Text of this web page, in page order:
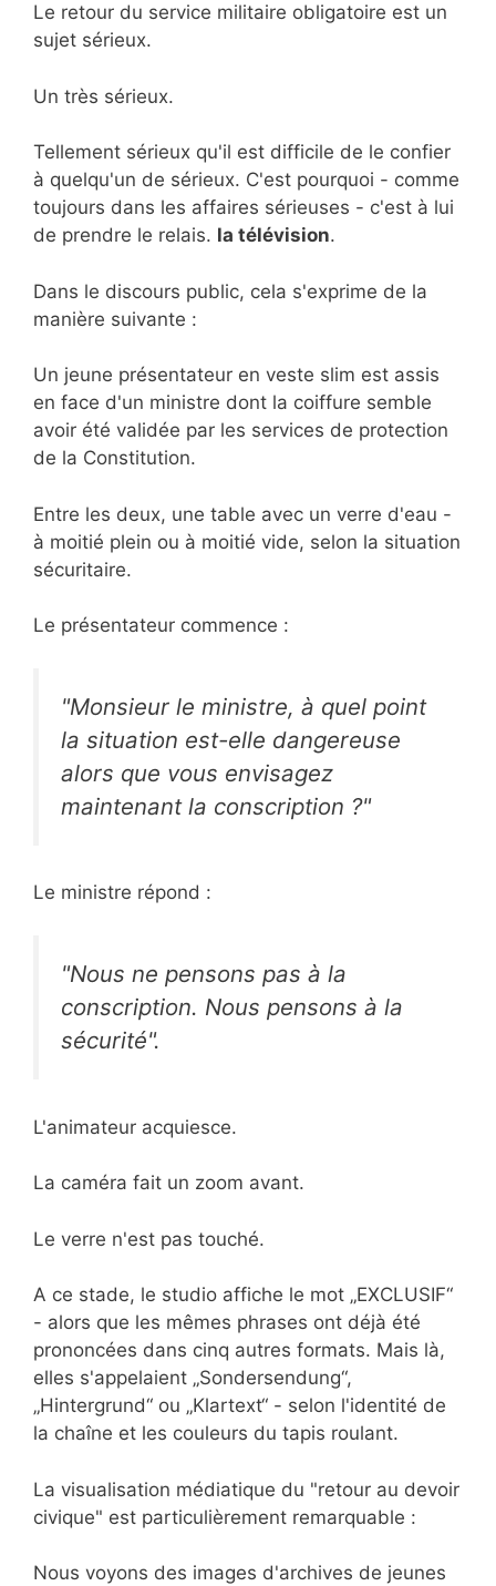
Le retour du service militaire obligatoire est un
sujet sérieux.
Un très sérieux.
Tellement sérieux qu'il est difficile de le confier
à quelqu'un de sérieux. C'est pourquoi - comme
toujours dans les affaires sérieuses - c'est à lui
de prendre le relais. la télévision.
Dans le discours public, cela s'exprime de la
manière suivante :
Un jeune présentateur en veste slim est assis
en face d'un ministre dont la coiffure semble
avoir été validée par les services de protection
de la Constitution.
Entre les deux, une table avec un verre d'eau -
à moitié plein ou à moitié vide, selon la situation
sécuritaire.
Le présentateur commence :
"Monsieur le ministre, à quel point
la situation est-elle dangereuse
alors que vous envisagez
maintenant la conscription ?"
Le ministre répond :
"Nous ne pensons pas à la
conscription. Nous pensons à la
sécurité".
L'animateur acquiesce.
La caméra fait un zoom avant.
Le verre n'est pas touché.
A ce stade, le studio affiche le mot „EXCLUSIF“
- alors que les mêmes phrases ont déjà été
prononcées dans cinq autres formats. Mais là,
elles s'appelaient „Sondersendung“,
„Hintergrund“ ou „Klartext“ - selon l'identité de
la chaîne et les couleurs du tapis roulant.
La visualisation médiatique du "retour au devoir
civique" est particulièrement remarquable :
Nous voyons des images d'archives de jeunes